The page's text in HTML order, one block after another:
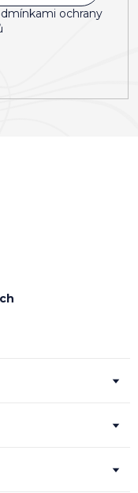
ochrany